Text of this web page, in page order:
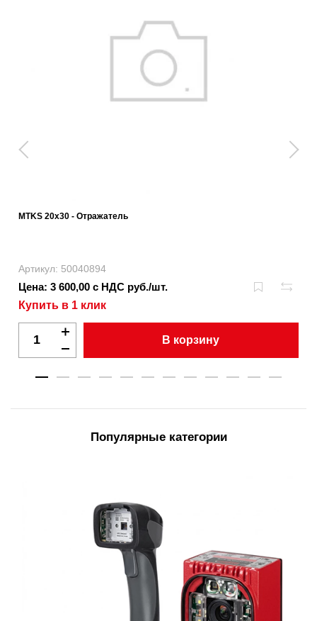
MTKS 20x30 - Отражатель
Артикул: 50040894
Цена: 3 600,00 с НДС руб./шт.
Купить в 1 клик
В корзину
Популярные категории